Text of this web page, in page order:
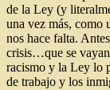
de la Ley (y
una vez más, como
nos hace falta.
crisis…que se
racismo y la Ley lo
de trabajo y los